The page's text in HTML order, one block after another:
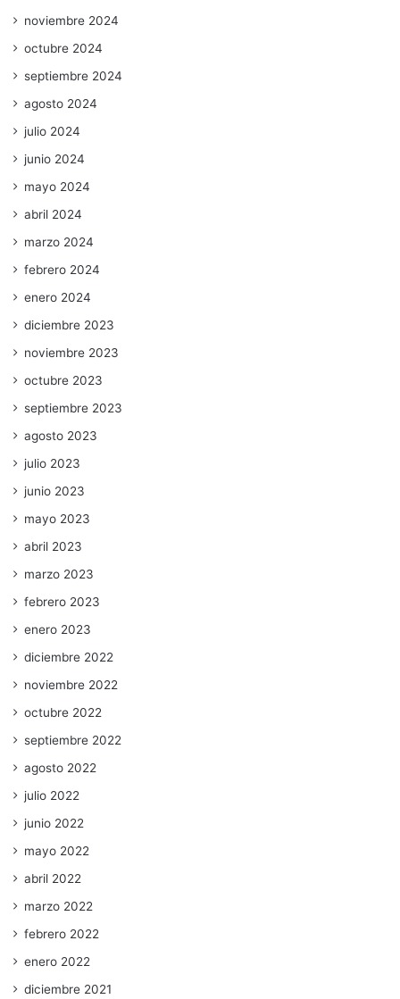
noviembre 2024
octubre 2024
septiembre 2024
agosto 2024
julio 2024
junio 2024
mayo 2024
abril 2024
marzo 2024
febrero 2024
enero 2024
diciembre 2023
noviembre 2023
octubre 2023
septiembre 2023
agosto 2023
julio 2023
junio 2023
mayo 2023
abril 2023
marzo 2023
febrero 2023
enero 2023
diciembre 2022
noviembre 2022
octubre 2022
septiembre 2022
agosto 2022
julio 2022
junio 2022
mayo 2022
abril 2022
marzo 2022
febrero 2022
enero 2022
diciembre 2021